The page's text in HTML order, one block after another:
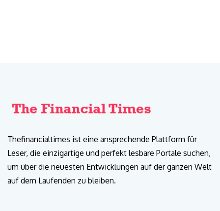
Thefinancialtimes ist eine ansprechende Plattform für
Leser, die einzigartige und perfekt lesbare Portale suchen,
um über die neuesten Entwicklungen auf der ganzen Welt
auf dem Laufenden zu bleiben.